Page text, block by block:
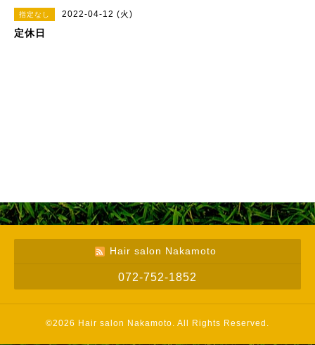
指定なし 2022-04-12 (火)
定休日
Hair salon Nakamoto
072-752-1852
©2026 Hair salon Nakamoto. All Rights Reserved.